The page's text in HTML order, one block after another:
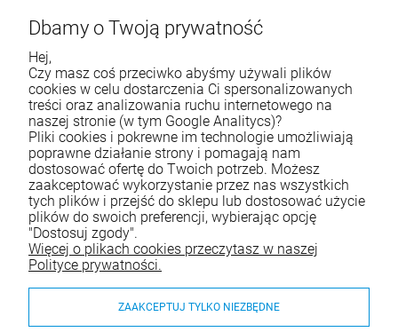
Życzymy udanych zakupów
Skontaktuj się z nami
Tel.:
790 788 353
E-mail: e-sklep@waterjoy.pl
Pomoc
Dbamy o Twoją prywatność
Hej,
Czy masz coś przeciwko abyśmy używali plików
cookies w celu dostarczenia Ci spersonalizowanych
treści oraz analizowania ruchu internetowego na
naszej stronie (w tym Google Analitycs)?
Pliki cookies i pokrewne im technologie umożliwiają
poprawne działanie strony i pomagają nam
dostosować ofertę do Twoich potrzeb. Możesz
zaakceptować wykorzystanie przez nas wszystkich
tych plików i przejść do sklepu lub dostosować użycie
plików do swoich preferencji, wybierając opcję
"Dostosuj zgody".
Więcej o plikach cookies przeczytasz w naszej
Polityce prywatności.
ZAAKCEPTUJ TYLKO NIEZBĘDNE